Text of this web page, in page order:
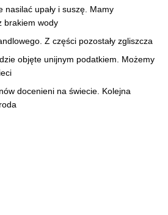
nasilać upały i suszę. Mamy
brakiem wody
Z części pozostały zgliszcza
objęte unijnym podatkiem. Możemy
docenieni na świecie. Kolejna